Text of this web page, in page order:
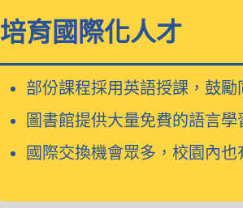
培育國際化人才
部份課程採用英語授課，鼓勵
圖書館提供大量免費的語言
國際交換機會眾多，校園內